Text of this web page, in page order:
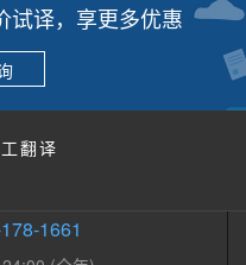
试译，享更多优惠
翻译
1661